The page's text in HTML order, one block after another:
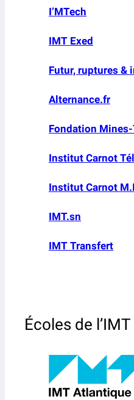
I’MTech
IMT Exed
Futur, ruptures &
Alternance.fr
Fondation
Institut Carnot
Institut Carnot
IMT.sn
IMT Transfert
Écoles de l’IMT